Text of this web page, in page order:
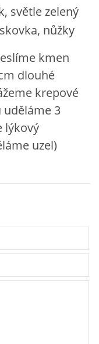
světle zelený
nůžky
kmen
dlouhé
krepové
uděláme 3
lýkový
uzel)